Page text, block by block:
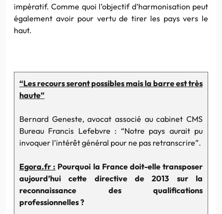
impératif. Comme quoi l’objectif d’harmonisation peut
également avoir pour vertu de tirer les pays vers le
haut.
“Les recours seront possibles mais la barre est très
haute”
Bernard Geneste, avocat associé au cabinet CMS
Bureau Francis Lefebvre : “Notre pays aurait pu
invoquer l’intérêt général pour ne pas retranscrire”.
Egora.fr : Pourquoi la France doit-elle transposer
aujourd’hui cette directive de 2013 sur la
reconnaissance des qualifications
professionnelles ?